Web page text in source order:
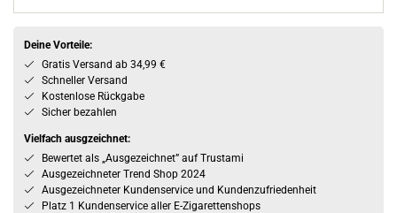
Deine Vorteile:
Gratis Versand ab 34,99 €
Schneller Versand
Kostenlose Rückgabe
Sicher bezahlen
Vielfach ausgzeichnet:
Bewertet als „Ausgezeichnet” auf Trustami
Ausgezeichneter Trend Shop 2024
Ausgezeichneter Kundenservice und Kundenzufriedenheit
Platz 1 Kundenservice aller E-Zigarettenshops